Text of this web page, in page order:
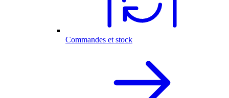
Commandes et stock